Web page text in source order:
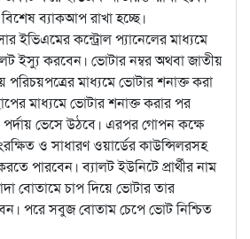
ব্যাকআপ রাখা হচ্ছে।
ইভিএমের কন্ট্রোল প্যানেলের মাধ্যমে
ইস্যু করবেন। ভোটার নম্বর অথবা জাতীয়
পরিচয়পত্রের মাধ্যমে ভোটার শনাক্ত করা
মাধ্যমে ভোটার শনাক্ত করার পর
ভেসে উঠবে। এরপর গোপন কক্ষে
ও সাধারণ ওয়ার্ডের কাউন্সিলরসহ
পারবেন। ব্যালট ইউনিটে প্রার্থীর নাম
বোতামে চাপ দিয়ে ভোটার তার
পরে সবুজ বোতাম চেপে ভোট নিশ্চিত